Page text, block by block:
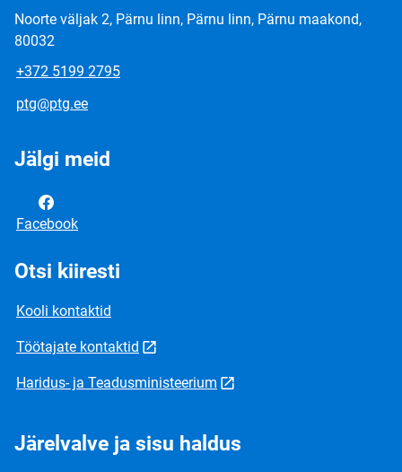
Noorte väljak 2, Pärnu linn, Pärnu linn, Pärnu maakond,
80032
+372 5199 2795
ptg@ptg.ee
Jälgi meid
Facebook
Otsi kiiresti
Kooli kontaktid
Töötajate kontaktid
Haridus- ja Teadusministeerium
Järelvalve ja sisu haldus